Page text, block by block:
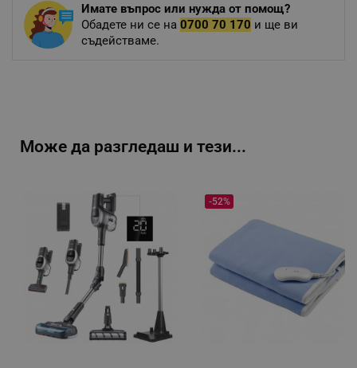
Имате въпрос или нужда от помощ?
Обадете ни се на 0700 70 170 и ще ви
съдействаме.
Може да разгледаш и тези...
-52%